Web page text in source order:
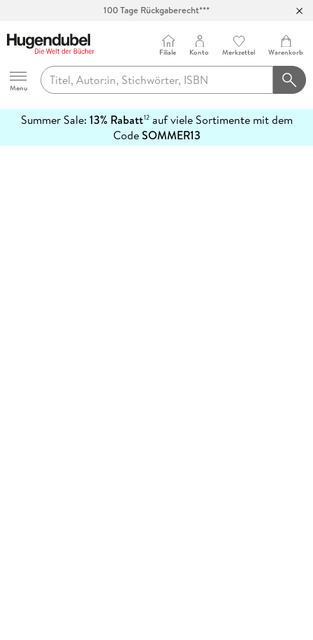
100 Tage Rückgaberecht***
Hugendubel
Menu
Filiale Konto Merkzettel Warenkorb
Summer Sale: 13% Rabatt12auf viele Sortimente mit dem
CodeSOMMER13
erfahren